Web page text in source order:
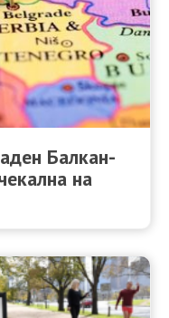
Балкан-
на